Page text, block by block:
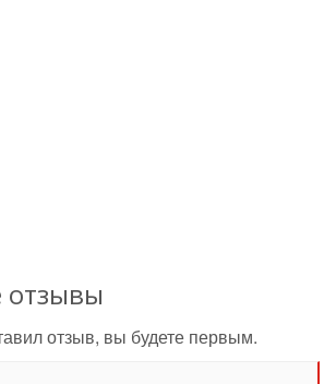
отзывы
отзыв, вы будете первым.